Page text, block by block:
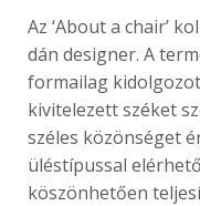
Az ‘About a chair’
dán designer. A
formailag
kivitelezett széket
széles közönséget
üléstípussal
köszönhetően